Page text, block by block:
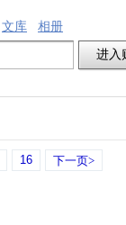
文库 相册
16 下一页>